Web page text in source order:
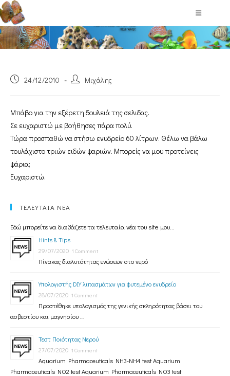
Blog
24/12/2010 Μιχάλης
Μπάβο για την εξέρετη δουλειά της σελιδας.
Σε ευχαριστώ με βοήθησες πάρα πολύ.
Τώρα προσπαθώ να στήσω ενυδρείο 60 λίτρων. Θέλω να βάλω
τουλάχιστο τριών ειδών ψαριών. Μπορείς να μου προτείνεις
ψάρια;
Ευχαριστώ.
ΤΕΛΕΥΤΑΙΑ ΝΕΑ
Εδώ μπορείτε να διαβάζετε τα τελευταία νέα του site μου...
Hints & Tips
29/07/2020 1 Comment
Πίνακας διαλυτότητας ενώσεων στο νερό
Υπολογιστής DIY λιπασμάτων για φυτεμένο ενυδρείο
28/07/2020 1 Comment
Προστέθηκε υπολογισμός της γενικής σκληρότητας βάσει του
ασβεστίου και μαγνησίου …
Τεστ Ποιότητας Νερού
27/07/2020 1 Comment
Aquarium Pharmaceuticals NH3-NH4 test Aquarium
Pharmaceuticals NO2 test Aquarium Pharmaceuticals NO3 test